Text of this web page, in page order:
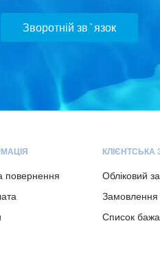
Зворотній зв`язок
повернення
КЛІЄНТСЬКА
Обліковий
Замовлення
Список